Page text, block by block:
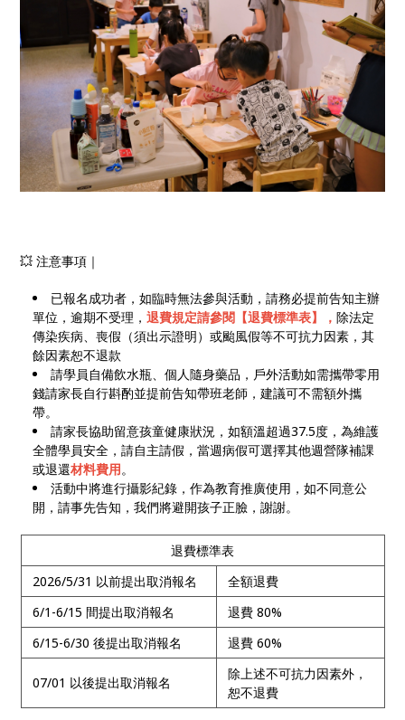
💥 注意事項｜
已報名成功者，如臨時無法參與活動，請務必提前告知主辦
單位，逾期不受理，退費規定請參閱【退費標準表】，除法定
傳染疾病、喪假（須出示證明）或颱風假等不可抗力因素，其
餘因素恕不退款
請學員自備飲水瓶、個人隨身藥品，戶外活動如需攜帶零用
錢請家長自行斟酌並提前告知帶班老師，建議可不需額外攜
帶。
請家長協助留意孩童健康狀況，如額溫超過37.5度，為維護
全體學員安全，請自主請假，當週病假可選擇其他週營隊補課
或退還材料費用。
活動中將進行攝影紀錄，作為教育推廣使用，如不同意公
開，請事先告知，我們將避開孩子正臉，謝謝。
退費標準表
2026/5/31 以前提出取消報名
全額退費
6/1-6/15 間提出取消報名
退費 80%
6/15-6/30 後提出取消報名
退費 60%
07/01 以後提出取消報名
除上述不可抗力因素外，
恕不退費